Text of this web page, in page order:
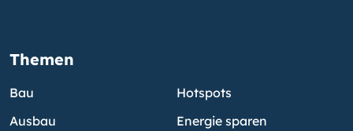
Themen
Bau
Ausbau
Hotspots
Energie sparen